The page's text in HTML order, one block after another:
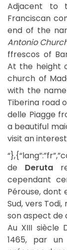
Adjacent to
Franciscan
end of the
Antonio
ffrescos of
At the height
church of
with the
Tiberina road
delle Piagge
a beautiful
visit an
de Deruta
cependant
Pérouse, dont
Sud, vers
son aspect de
Au XIII siècle
1465, par